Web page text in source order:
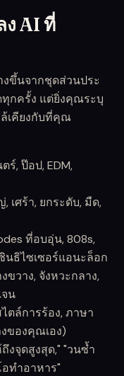
ง AI ที่
ขึ้นจากชุดส่วนประ
กครั้ง แต่ยิ่งคุณระบุ
ล้เคียงกับที่คุณ
, ป๊อป, EDM,
เศร้า, ยกระดับ, มืด,
ที่อบอุ่น, 808s,
นธิไซเซอร์แอนะล็อก
วาง, จังหวะกลาง,
จน
ตล์การร้อง, ภาษา
ของคุณเอง)
งจุดสูงสุด," "วนซ้ำ
ทำอาหาร"